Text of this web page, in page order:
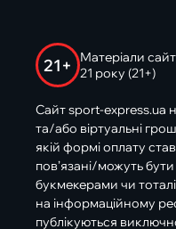
21+
Матеріали
21 року (21+)
Сайт sport-express.ua
та/або віртуальні
якій формі оплату
пов’язані/можуть
букмекерами чи
на інформаційному
публікуються